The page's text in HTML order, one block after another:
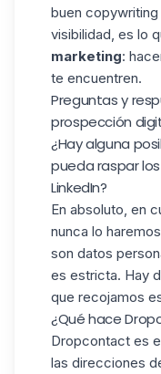
buen
visibilidad, es lo
marketing:
te encuentren.
Preguntas y
prospección
¿Hay alguna
pueda raspar
LinkedIn?
En absoluto, en
nunca lo
son datos
es estricta. Hay
que recojamos
¿Qué hace
Dropcontact es
las direcciones